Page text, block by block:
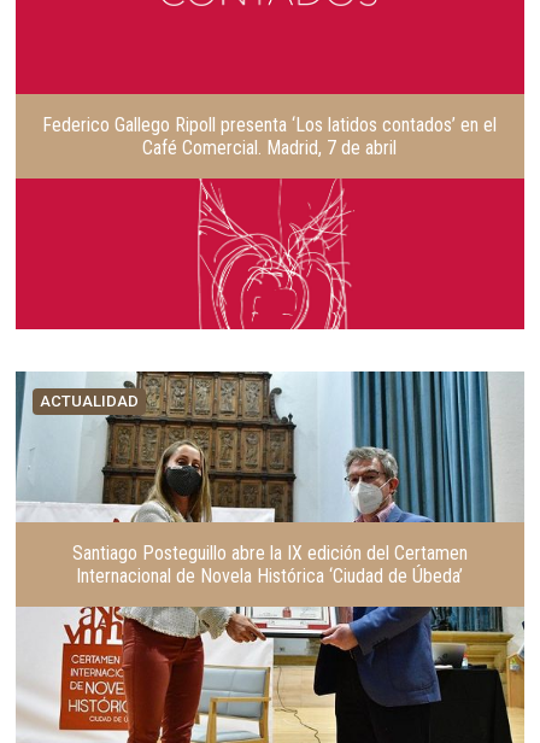
e
Federico Gallego Ripoll presenta ‘Los latidos contados’ en el
Café Comercial. Madrid, 7 de abril
ACTUALIDAD
Santiago Posteguillo abre la IX edición del Certamen
Internacional de Novela Histórica ‘Ciudad de Úbeda’